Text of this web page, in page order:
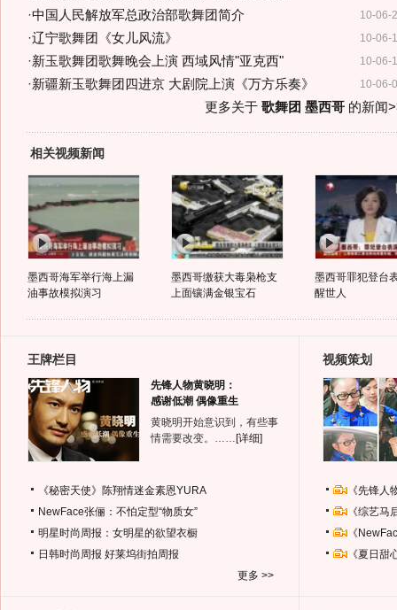
10-06-
·中国人民解放军总政治部歌舞团简介
10-06-
·辽宁歌舞团《女儿风流》
10-06-
·新玉歌舞团歌舞晚会上演 西域风情"亚克西"
10-06-
·新疆新玉歌舞团四进京 大剧院上演《万方乐奏》
更多关于 歌舞团 墨西哥的新闻
相关视频新闻
墨西哥海军举行海上漏
油事故模拟演习
墨西哥缴获大毒枭枪支
上面镶满金银宝石
墨西哥罪犯登台
醒世人
王牌栏目
先锋人物黄晓明：
感谢低潮 偶像重生
黄晓明开始意识到，有些事
情需要改变。…… [详细]
《秘密天使》陈翔情迷金素恩YURA
NewFace张俪：不怕定型“物质女”
明星时尚周报：女明星的欲望衣橱
日韩时尚周报 好莱坞街拍周报
更多 >>
视频策划
《先锋
《综艺
《
《夏日